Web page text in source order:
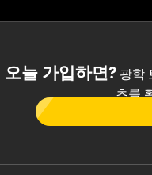
오늘 가입하면?광학
츠를